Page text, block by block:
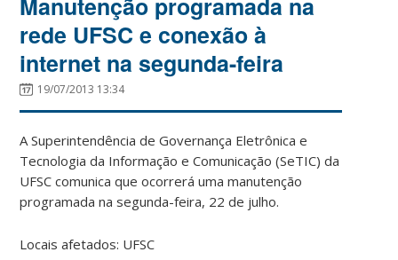
rede UFSC e conexão à
internet na segunda-feira
19/07/2013 13:34
A Superintendência de Governança Eletrônica e
Tecnologia da Informação e Comunicação (SeTIC) da
UFSC comunica que ocorrerá uma manutenção
programada na segunda-feira, 22 de julho.
Locais afetados: UFSC